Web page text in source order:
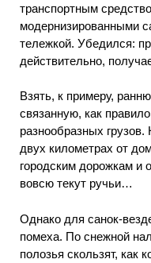
транспортным
модернизированными
тележкой. Убедился:
действительно,
Взять, к примеру,
связанную, как
разнообразных
двух километрах от
городским дорожкам и
вовсю текут ручьи…
Однако для санок-
помеха. По снежной
полозья скользят, как